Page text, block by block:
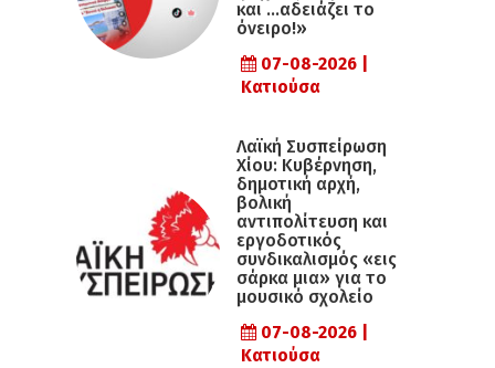
και …αδειάζει το
όνειρο!»
07-08-2026 |
Κατιούσα
Λαϊκή Συσπείρωση
Χίου: Κυβέρνηση,
δημοτική αρχή,
βολική
αντιπολίτευση και
εργοδοτικός
συνδικαλισμός «εις
σάρκα μια» για το
μουσικό σχολείο
07-08-2026 |
Κατιούσα